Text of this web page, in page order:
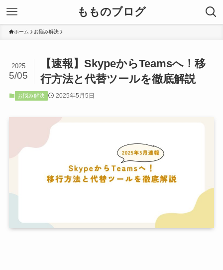
もものブログ
ホーム お悩み解決
【速報】SkypeからTeamsへ！移
行方法と代替ツールを徹底解説
2025
5/05
お悩み解決 2025年5月5日